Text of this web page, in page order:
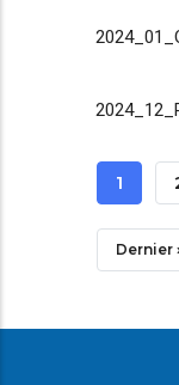
Page
1
Dernier